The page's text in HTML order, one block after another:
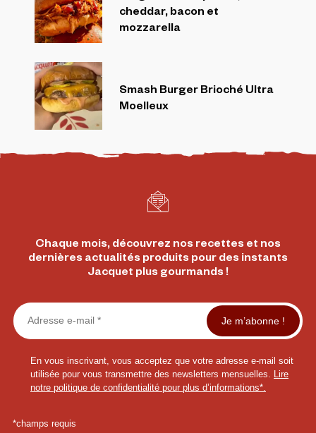
cheddar, bacon et
mozzarella
Smash Burger Brioché Ultra
Moelleux
Chaque mois, découvrez nos recettes et nos
dernières actualités produits pour des instants
Jacquet plus gourmands !